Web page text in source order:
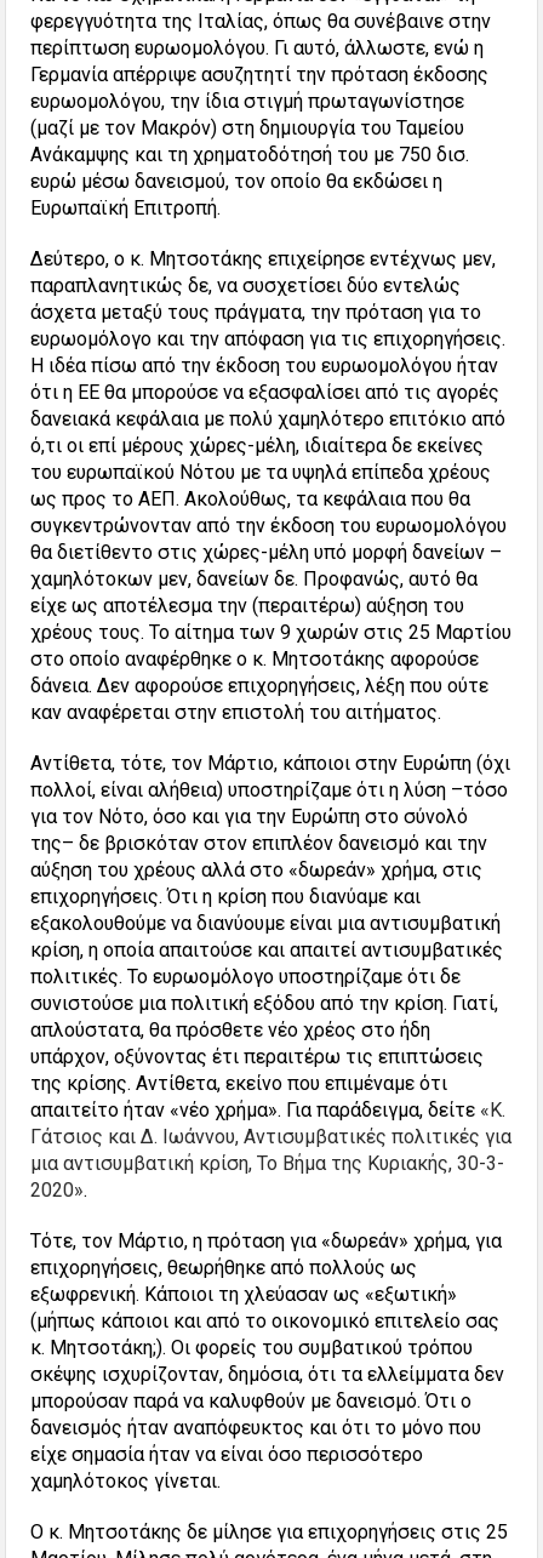
φερεγγυότητα της Ιταλίας, όπως θα συνέβαινε στην
περίπτωση ευρωομολόγου. Γι αυτό, άλλωστε, ενώ η
Γερμανία απέρριψε ασυζητητί την πρόταση έκδοσης
ευρωομολόγου, την ίδια στιγμή πρωταγωνίστησε
(μαζί με τον Μακρόν) στη δημιουργία του Ταμείου
Ανάκαμψης και τη χρηματοδότησή του με 750 δισ.
ευρώ μέσω δανεισμού, τον οποίο θα εκδώσει η
Ευρωπαϊκή Επιτροπή.
Δεύτερο, ο κ. Μητσοτάκης επιχείρησε εντέχνως μεν,
παραπλανητικώς δε, να συσχετίσει δύο εντελώς
άσχετα μεταξύ τους πράγματα, την πρόταση για το
ευρωομόλογο και την απόφαση για τις επιχορηγήσεις.
Η ιδέα πίσω από την έκδοση του ευρωομολόγου ήταν
ότι η ΕΕ θα μπορούσε να εξασφαλίσει από τις αγορές
δανειακά κεφάλαια με πολύ χαμηλότερο επιτόκιο από
ό,τι οι επί μέρους χώρες-μέλη, ιδιαίτερα δε εκείνες
του ευρωπαϊκού Νότου με τα υψηλά επίπεδα χρέους
ως προς το ΑΕΠ. Ακολούθως, τα κεφάλαια που θα
συγκεντρώνονταν από την έκδοση του ευρωομολόγου
θα διετίθεντο στις χώρες-μέλη υπό μορφή δανείων –
χαμηλότοκων μεν, δανείων δε. Προφανώς, αυτό θα
είχε ως αποτέλεσμα την (περαιτέρω) αύξηση του
χρέους τους. Το αίτημα των 9 χωρών στις 25 Μαρτίου
στο οποίο αναφέρθηκε ο κ. Μητσοτάκης αφορούσε
δάνεια. Δεν αφορούσε επιχορηγήσεις, λέξη που ούτε
καν αναφέρεται στην επιστολή του αιτήματος.
Αντίθετα, τότε, τον Μάρτιο, κάποιοι στην Ευρώπη (όχι
πολλοί, είναι αλήθεια) υποστηρίζαμε ότι η λύση –τόσο
για τον Νότο, όσο και για την Ευρώπη στο σύνολό
της– δε βρισκόταν στον επιπλέον δανεισμό και την
αύξηση του χρέους αλλά στο «δωρεάν» χρήμα, στις
επιχορηγήσεις. Ότι η κρίση που διανύαμε και
εξακολουθούμε να διανύουμε είναι μια αντισυμβατική
κρίση, η οποία απαιτούσε και απαιτεί αντισυμβατικές
πολιτικές. Το ευρωομόλογο υποστηρίζαμε ότι δε
συνιστούσε μια πολιτική εξόδου από την κρίση. Γιατί,
απλούστατα, θα πρόσθετε νέο χρέος στο ήδη
υπάρχον, οξύνοντας έτι περαιτέρω τις επιπτώσεις
της κρίσης. Αντίθετα, εκείνο που επιμέναμε ότι
απαιτείτο ήταν «νέο χρήμα». Για παράδειγμα, δείτε «Κ.
Γάτσιος και Δ. Ιωάννου, Αντισυμβατικές πολιτικές για
μια αντισυμβατική κρίση, Το Βήμα της Κυριακής, 30-3-
2020».
Τότε, τον Μάρτιο, η πρόταση για «δωρεάν» χρήμα, για
επιχορηγήσεις, θεωρήθηκε από πολλούς ως
εξωφρενική. Κάποιοι τη χλεύασαν ως «εξωτική»
(μήπως κάποιοι και από το οικονομικό επιτελείο σας
κ. Μητσοτάκη;). Οι φορείς του συμβατικού τρόπου
σκέψης ισχυρίζονταν, δημόσια, ότι τα ελλείμματα δεν
μπορούσαν παρά να καλυφθούν με δανεισμό. Ότι ο
δανεισμός ήταν αναπόφευκτος και ότι το μόνο που
είχε σημασία ήταν να είναι όσο περισσότερο
χαμηλότοκος γίνεται.
Ο κ. Μητσοτάκης δε μίλησε για επιχορηγήσεις στις 25